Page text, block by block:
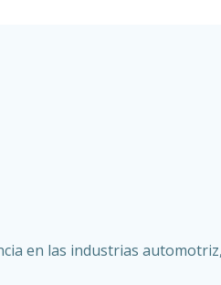
en las industrias